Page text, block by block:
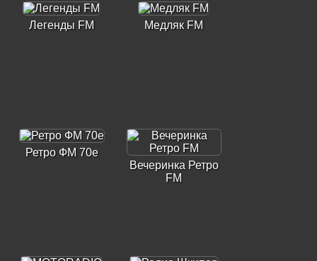
Легенды FM Медляк FM
Ретро ФМ 70е
Вечеринка Ретро
FM